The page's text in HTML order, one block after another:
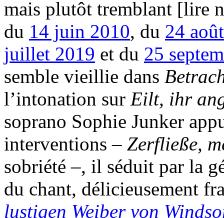
mais plutôt tremblant [lire
du 14 juin 2010, du 24
juillet 2019 et du 25
semble vieillie dans
l’intonation sur Eilt, ihr
soprano Sophie Junker
interventions – Zerfließe,
sobriété –, il séduit par la
du chant, délicieusement
lustigen Weiber von